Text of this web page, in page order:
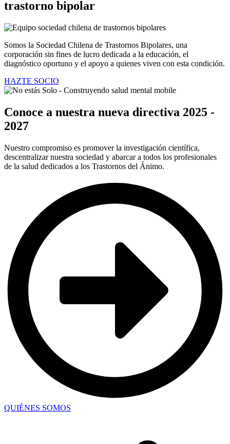
trastorno bipolar
Somos la Sociedad Chilena de Trastornos Bipolares, una
corporación sin fines de lucro dedicada a la educación, el
diagnóstico oportuno y el apoyo a quienes viven con esta condición.
HAZTE SOCIO
Conoce a nuestra nueva directiva 2025 -
2027
Nuestro compromiso es promover la investigación científica,
descentralizar nuestra sociedad y abarcar a todos los profesionales
de la salud dedicados a los Trastornos del Ánimo.
QUIÉNES SOMOS